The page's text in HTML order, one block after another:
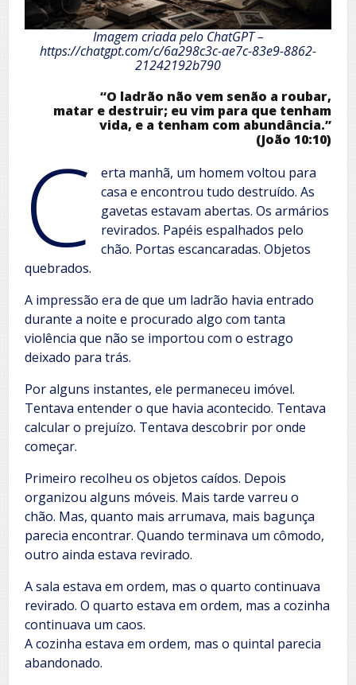
Imagem criada pelo ChatGPT –
https://chatgpt.com/c/6a298c3c-ae7c-83e9-8862-
21242192b790
“O ladrão não vem senão a roubar,
matar e destruir; eu vim para que tenham
vida, e a tenham com abundância.”
(João 10:10)
C
erta manhã, um homem voltou para
casa e encontrou tudo destruído. As
gavetas estavam abertas. Os armários
revirados. Papéis espalhados pelo
chão. Portas escancaradas. Objetos
quebrados.
A impressão era de que um ladrão havia entrado
durante a noite e procurado algo com tanta
violência que não se importou com o estrago
deixado para trás.
Por alguns instantes, ele permaneceu imóvel.
Tentava entender o que havia acontecido. Tentava
calcular o prejuízo. Tentava descobrir por onde
começar.
Primeiro recolheu os objetos caídos. Depois
organizou alguns móveis. Mais tarde varreu o
chão. Mas, quanto mais arrumava, mais bagunça
parecia encontrar. Quando terminava um cômodo,
outro ainda estava revirado.
A sala estava em ordem, mas o quarto continuava
revirado. O quarto estava em ordem, mas a cozinha
continuava um caos.
A cozinha estava em ordem, mas o quintal parecia
abandonado.